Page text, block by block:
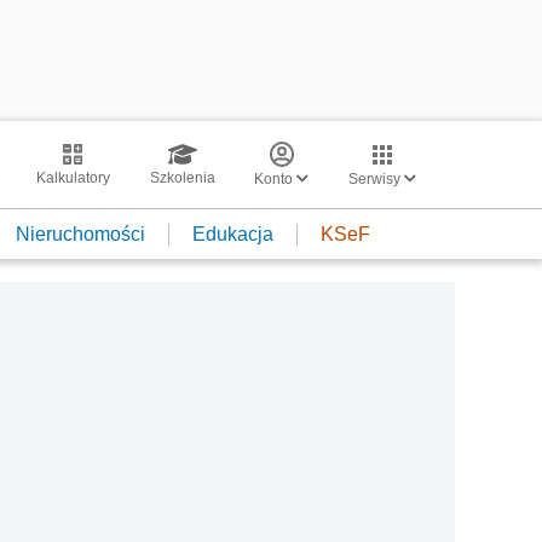
Kalkulatory Szkolenia Konto Serwisy
Nieruchomości Edukacja KSeF